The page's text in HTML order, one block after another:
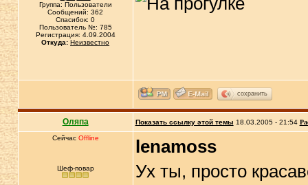
Группа: Пользователи
Сообщений: 362
Спасибок: 0
Пользователь №: 785
Регистрация: 4.09.2004
Откуда: Неизвестно
сохранить
Оляпа Показать ссылку этой темы 18.03.2005 - 21:54
Сейчас Offline
Шеф-повар
lenamoss
Ух ты, просто